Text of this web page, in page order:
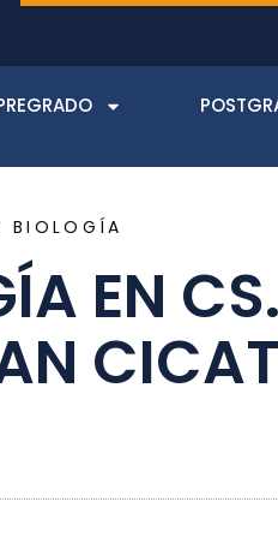
BIOLOGÍA
EN CS.